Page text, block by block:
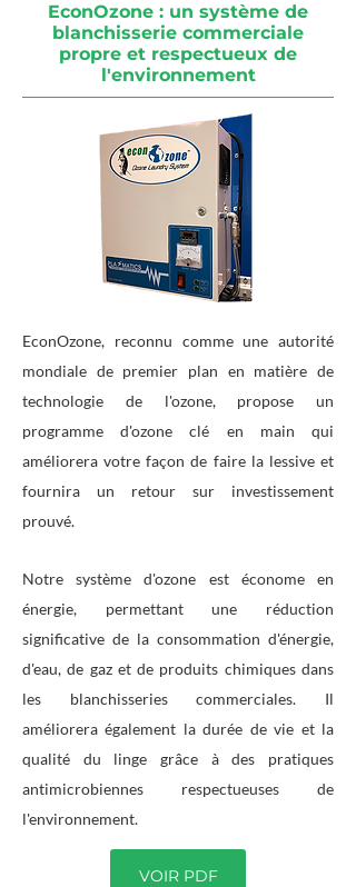
EconOzone : un système de
blanchisserie commerciale
propre et respectueux de
l'environnement
EconOzone, reconnu comme une autorité
mondiale de premier plan en matière de
technologie de l'ozone, propose un
programme d'ozone clé en main qui
améliorera votre façon de faire la lessive et
fournira un retour sur investissement
prouvé.
Notre système d'ozone est économe en
énergie, permettant une réduction
significative de la consommation d'énergie,
d'eau, de gaz et de produits chimiques dans
les blanchisseries commerciales. Il
améliorera également la durée de vie et la
qualité du linge grâce à des pratiques
antimicrobiennes respectueuses de
l'environnement.
VOIR PDF